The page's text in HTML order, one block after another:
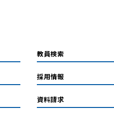
教員検索
採用情報
資料請求